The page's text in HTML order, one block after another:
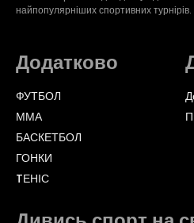
найпопулярніших спортивних турнірів.
Додатково
ФУТБОЛ
ММА
БАСКЕТБОЛ
ГОНКИ
TЕНІС